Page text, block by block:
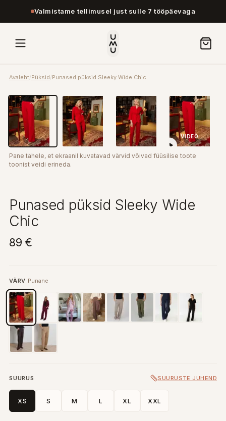
Valmistame tellimusel just sulle 7 tööpäevaga
Avaleht/Püksid/Punased püksid Sleeky Wide Chic
VIDEO
Pane tähele, et ekraanil kuvatavad värvid võivad füüsilise toote
toonist veidi erineda.
Punased püksid Sleeky Wide
Chic
89 €
VÄRV Punane
SUURUS SUURUSTE JUHEND
XS S M L XL XXL